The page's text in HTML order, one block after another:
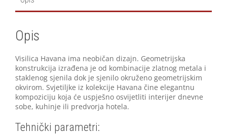
Opis
Visilica Havana ima neobičan dizajn. Geometrijska
konstrukcija izrađena je od kombinacije zlatnog metala i
staklenog sjenila dok je sjenilo okruženo geometrijskim
okvirom. Svjetiljke iz kolekcije Havana čine elegantnu
kompoziciju koja će uspješno osvijetliti interijer dnevne
sobe, kuhinje ili predvorja hotela.
Tehnički parametri: